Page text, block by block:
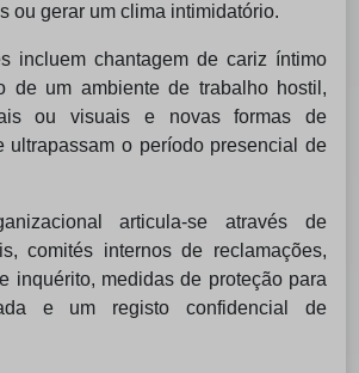
ou gerar um clima intimidatório.
incluem chantagem de cariz íntimo
de um ambiente de trabalho hostil,
ou visuais e novas formas de
ultrapassam o período presencial de
articula‑se através de
comités internos de reclamações,
inquérito, medidas de proteção para
e um registo confidencial de